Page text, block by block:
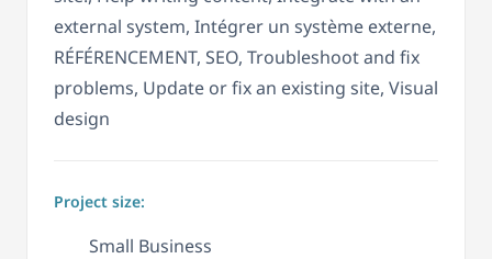
external system, Intégrer un système externe,
RÉFÉRENCEMENT, SEO, Troubleshoot and fix
problems, Update or fix an existing site, Visual
design
Project size:
Small Business